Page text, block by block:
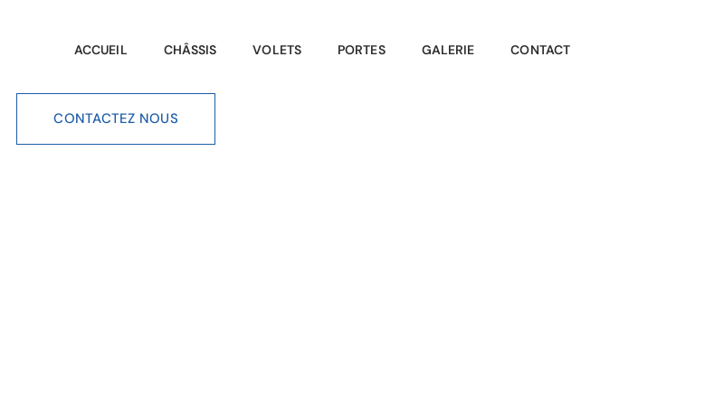
ACCUEIL CHÂSSIS VOLETS PORTES GALERIE CONTACT
CONTACTEZ NOUS